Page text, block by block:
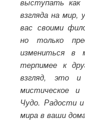
взгляда на мир,
вас своими
но только
измениться в
терпимее к
взгляд, это и
мистическое и
Чудо. Радости
мира в ваши